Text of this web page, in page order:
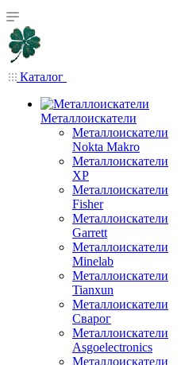
Каталог
Металлоискатели
Металлоискатели
Nokta Makro
Металлоискатели
XP
Металлоискатели
Fisher
Металлоискатели
Garrett
Металлоискатели
Minelab
Металлоискатели
Tianxun
Металлоискатели
Сварог
Металлоискатели
Asgoelectronics
Металлоискатели